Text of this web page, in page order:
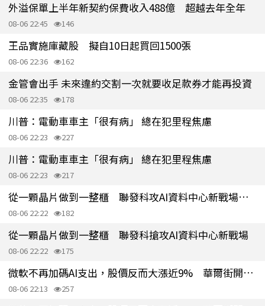
外溢保單上半年新契約保費收入488億 超越去年全年
08-06 22:45 146
王品實施庫藏股 擬自10日起買回1500張
08-06 22:36 162
金管會出手 未來違約交割一次就要收足款券才能再投資
08-06 22:35 178
川普：電動車車主「很有病」 總在犯里程焦慮
08-06 22:23 227
川普：電動車車主「很有病」 總在犯里程焦慮
08-06 22:23 217
從一顆晶片做到一整櫃 聯發科攻AI資料中心新戰場挑戰博通
08-06 22:22 182
從一顆晶片做到一整櫃 聯發科搶攻AI資料中心新戰場
08-06 22:22 175
微軟不再加碼AI支出，股價反而大漲近9% 華爾街開始算回本帳
08-06 22:13 257